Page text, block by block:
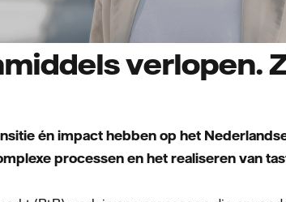
verlopen.
én impact hebben op het
processen en het realiseren van